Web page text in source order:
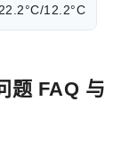
22.2°C/12.2°C
题 FAQ 与